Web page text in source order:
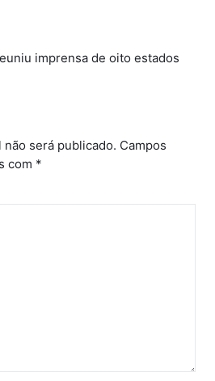
imprensa de oito estados
será publicado. Campos
com *